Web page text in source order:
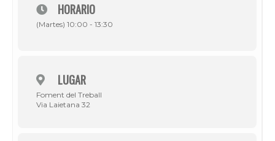
HORARIO
(Martes) 10:00 - 13:30
LUGAR
Foment del Treball
Via Laietana 32